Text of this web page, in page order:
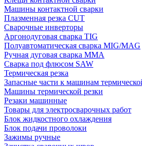
Машины контактной сварки
Плазменная резка CUT
Сварочные инверторы
Аргонодуговая сварка TIG
Полуавтоматическая сварка MIG/MAG
Ручная дуговая сварка MMA
Сварка под флюсом SAW
Термическая резка
Запасные части к машинам
Машины термической резки
Резаки машинные
Товары для электросварочных работ
Блок жидкостного охлаждения
Блок подачи проволоки
Зажимы ручные